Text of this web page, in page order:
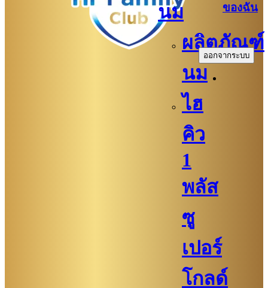
นม
ผลิตภัณฑ์
นม
ไฮ
คิว
1
พลัส
ซู
เปอร์
โกลด์
ของฉัน
.
ออกจากระบบ